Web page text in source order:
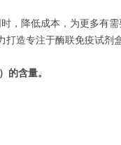
降低成本，为更多有需
造专注于酶联免疫试剂
的含量。